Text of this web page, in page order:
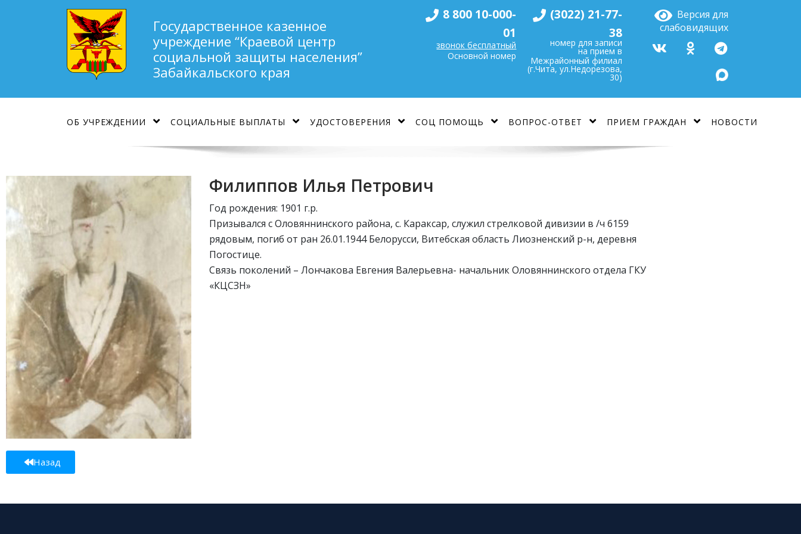
Государственное казенное
учреждение “Краевой центр
социальной защиты населения”
Забайкальского края
8 800 10-000-
01
звонок бесплатный
Основной номер
(3022) 21-77-
38
номер для записи
на прием в
Межрайонный филиал
(г.Чита, ул.Недорезова,
30)
Версия для
слабовидящих
ОБ УЧРЕЖДЕНИИ СОЦИАЛЬНЫЕ ВЫПЛАТЫ УДОСТОВЕРЕНИЯ СОЦ ПОМОЩЬ ВОПРОС-ОТВЕТ ПРИЕМ ГРАЖДАН НОВОСТИ
Филиппов Илья Петрович
Год рождения: 1901 г.р.
Призывался с Оловяннинского района, с. Караксар, служил стрелковой дивизии в /ч 6159
рядовым, погиб от ран 26.01.1944 Белорусси, Витебская область Лиозненский р-н, деревня
Погостице.
Связь поколений – Лончакова Евгения Валерьевна- начальник Оловяннинского отдела ГКУ
«КЦСЗН»
Назад